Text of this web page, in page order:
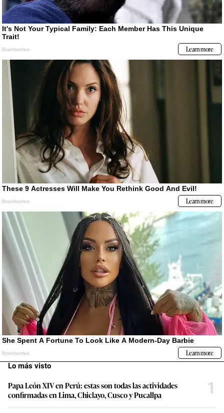
Lo más visto
Papa León XIV en Perú: estas son todas las actividades
confirmadas en Lima, Chiclayo, Cusco y Pucallpa
1